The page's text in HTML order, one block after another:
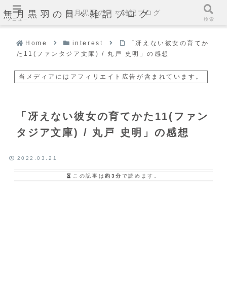
無月黒羽の日々雑記ブログ
Home interest
「冴えない彼女の育てか
た11(ファンタジア文庫) / 丸戸 史明」の感想
当メディアにはアフィリエイト広告が含まれています。
「冴えない彼女の育てかた11(ファン
タジア文庫) / 丸戸 史明」の感想
2022.03.21
この記事は約3分 で読めます。
メニュー
無月黒羽の日々雑記ブログ
検索